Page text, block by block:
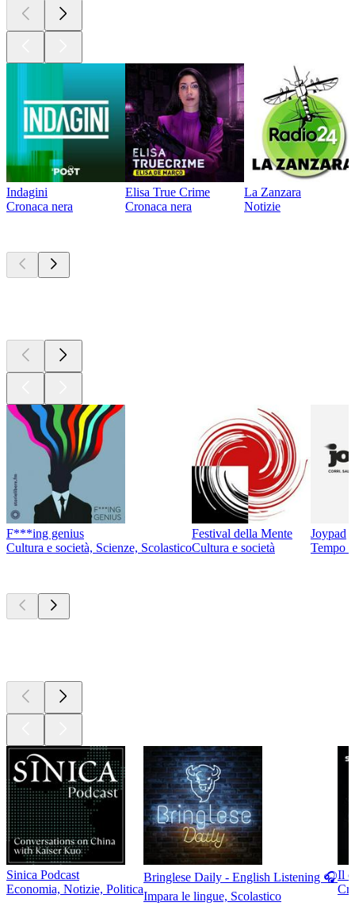
Indagini
Cronaca nera
Elisa True Crime
Cronaca nera
La Zanzara
Notizie
F***ing genius
Cultura e società, Scienze, Scolastico
Festival della Mente
Cultura e società
Joypad
Tempo
Sinica Podcast
Economia, Notizie, Politica
Bringlese Daily - English Listening 🎧
Impara le lingue, Scolastico
Il